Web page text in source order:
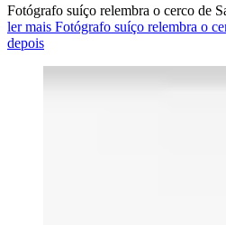
Fotógrafo suíço relembra o cerco de
ler mais Fotógrafo suíço relembra o
depois